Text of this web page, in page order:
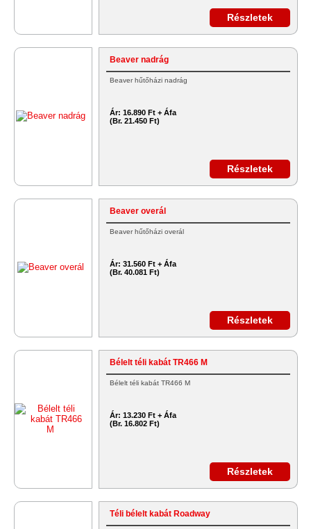
Részletek
Beaver nadrág
Beaver hűtőházi nadrág
Ár: 16.890 Ft + Áfa
(Br. 21.450 Ft)
Részletek
Beaver overál
Beaver hűtőházi overál
Ár: 31.560 Ft + Áfa
(Br. 40.081 Ft)
Részletek
Bélelt téli kabát TR466 M
Bélelt téli kabát TR466 M
Ár: 13.230 Ft + Áfa
(Br. 16.802 Ft)
Részletek
Téli bélelt kabát Roadway